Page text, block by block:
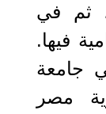
ثم في
فيها.
جامعة
مصر